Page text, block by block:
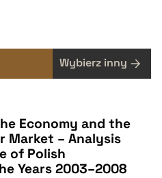
Wybierz inny
Economy and the
Market – Analysis
of Polish
Years 2003–2008